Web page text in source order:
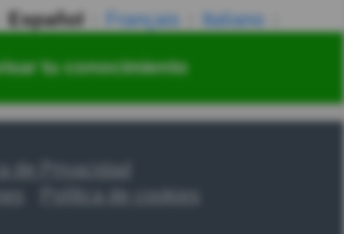
tu conocimiento
Español Français
Italiano
हिन्दी 한국어 汉语
de Privacidad